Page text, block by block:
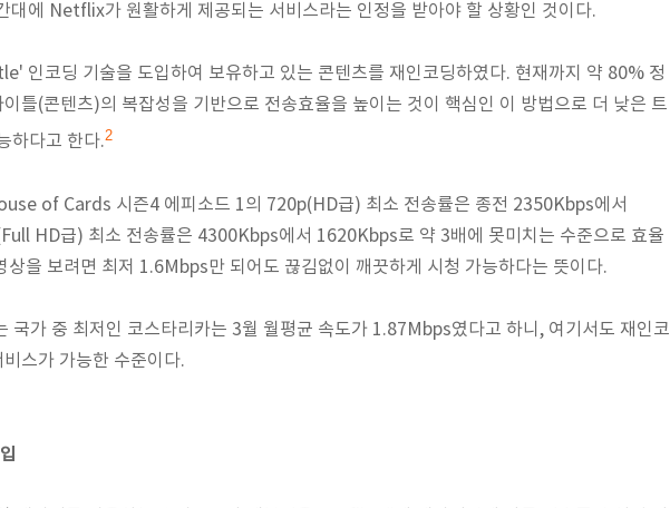
대에 Netflix가 원활하게 제공되는 서비스라는 인정을 받아야 할 상황인 것이다.
인코딩 기술을 도입하여 보유하고 있는 콘텐츠를 재인코딩하였다. 현재까지 약 80% 정
틀(콘텐츠)의 복잡성을 기반으로 전송효율을 높이는 것이 핵심인 이 방법으로 더 낮은 트
하다고 한다.2
of Cards 시즌4 에피소드 1의 720p(HD급) 최소 전송률은 종전 2350Kbps에서
HD급) 최소 전송률은 4300Kbps에서 1620Kbps로 약 3배에 못미치는 수준으로 효율
을 보려면 최저 1.6Mbps만 되어도 끊김없이 깨끗하게 시청 가능하다는 뜻이다.
가 중 최저인 코스타리카는 3월 월평균 속도가 1.87Mbps였다고 하니, 여기서도 재인코
스가 가능한 수준이다.